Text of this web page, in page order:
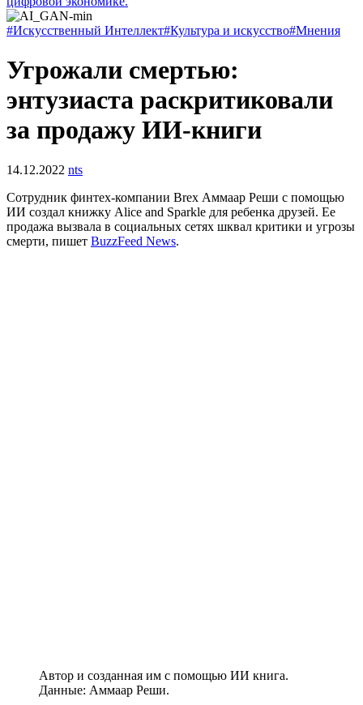
#Искусственный Интеллект#Культура и искусство#Мнения
Угрожали смертью:
энтузиаста раскритиковали
за продажу ИИ-книги
14.12.2022 nts
Сотрудник финтех-компании Brex Аммаар Реши с помощью
ИИ создал книжку Alice and Sparkle для ребенка друзей. Ее
продажа вызвала в социальных сетях шквал критики и угрозы
смерти, пишет BuzzFeed News.
Автор и созданная им с помощью ИИ книга.
Данные: Аммаар Реши.